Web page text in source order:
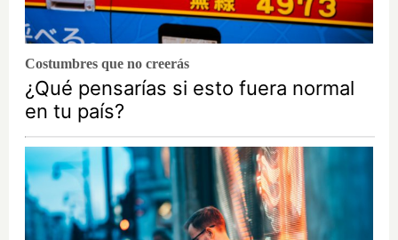
Costumbres que no creerás
¿Qué pensarías si esto fuera normal
en tu país?